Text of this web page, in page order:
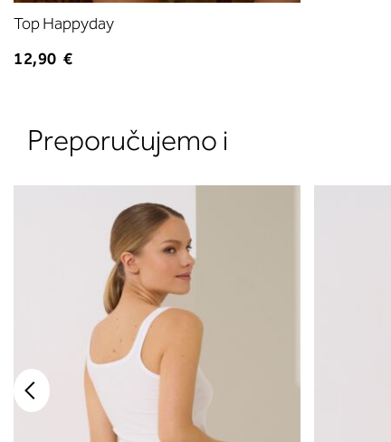
Top Happyday
12,90 €
Preporučujemo i